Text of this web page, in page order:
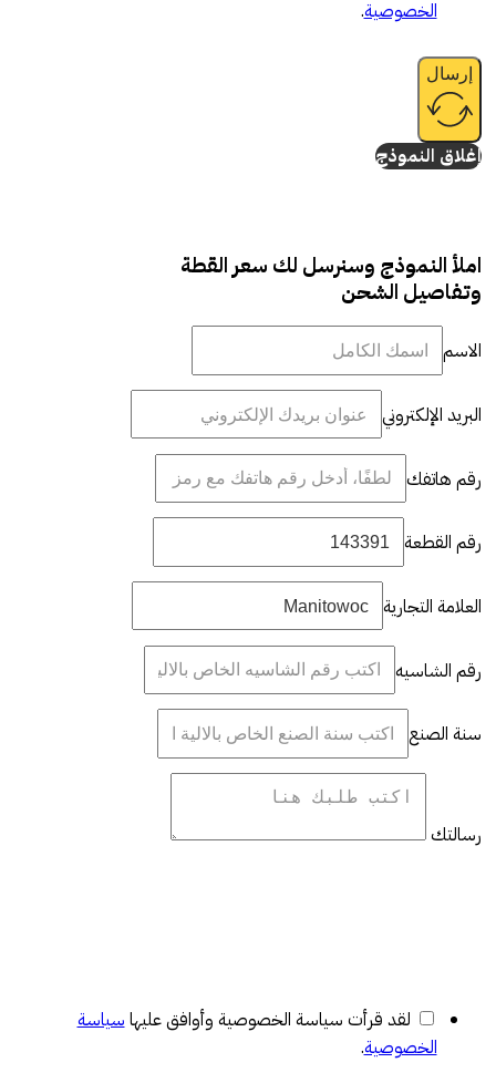
الخصوصية.
إرسال
إغلاق النموذج
املأ النموذج وسنرسل لك سعر القطة
وتفاصيل الشحن
الاسم
البريد الإلكتروني
رقم هاتفك
رقم القطعة
العلامة التجارية
رقم الشاسيه
سنة الصنع
رسالتك
لقد قرأت سياسة الخصوصية وأوافق عليها سياسة
الخصوصية.